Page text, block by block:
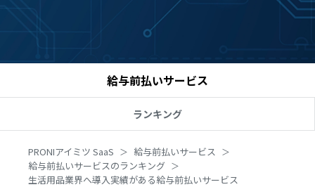
給与前払いサービス
ランキング
PRONIアイミツ SaaS
給与前払いサービス
給与前払いサービスのランキング
生活用品業界へ導入実績がある給与前払いサービス